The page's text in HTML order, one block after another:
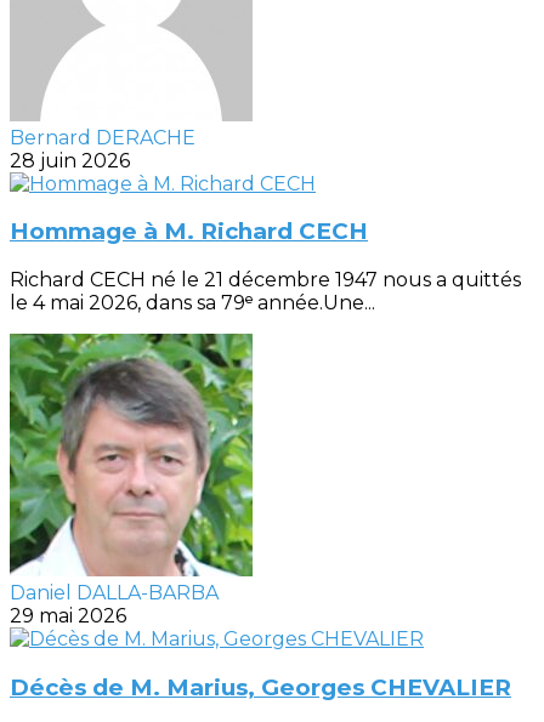
Bernard DERACHE
28 juin 2026
Hommage à M. Richard CECH
Richard CECH né le 21 décembre 1947 nous a quittés
le 4 mai 2026, dans sa 79ᵉ année.Une...
Daniel DALLA-BARBA
29 mai 2026
Décès de M. Marius, Georges CHEVALIER